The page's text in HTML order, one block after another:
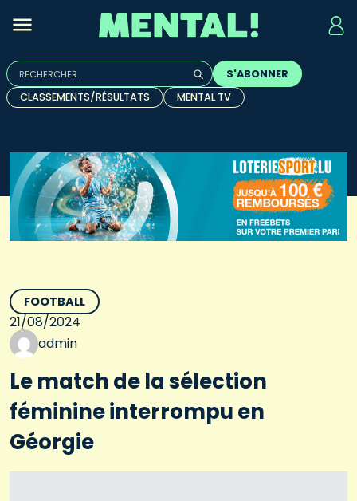
Rechercher :
Quand les résultats de l'auto-complétion sont
S'ABONNER
CLASSEMENTS/RÉSULTATS
MENTAL TV
FOOTBALL
21/08/2024
admin
Le match de la sélection
féminine interrompu en
Géorgie